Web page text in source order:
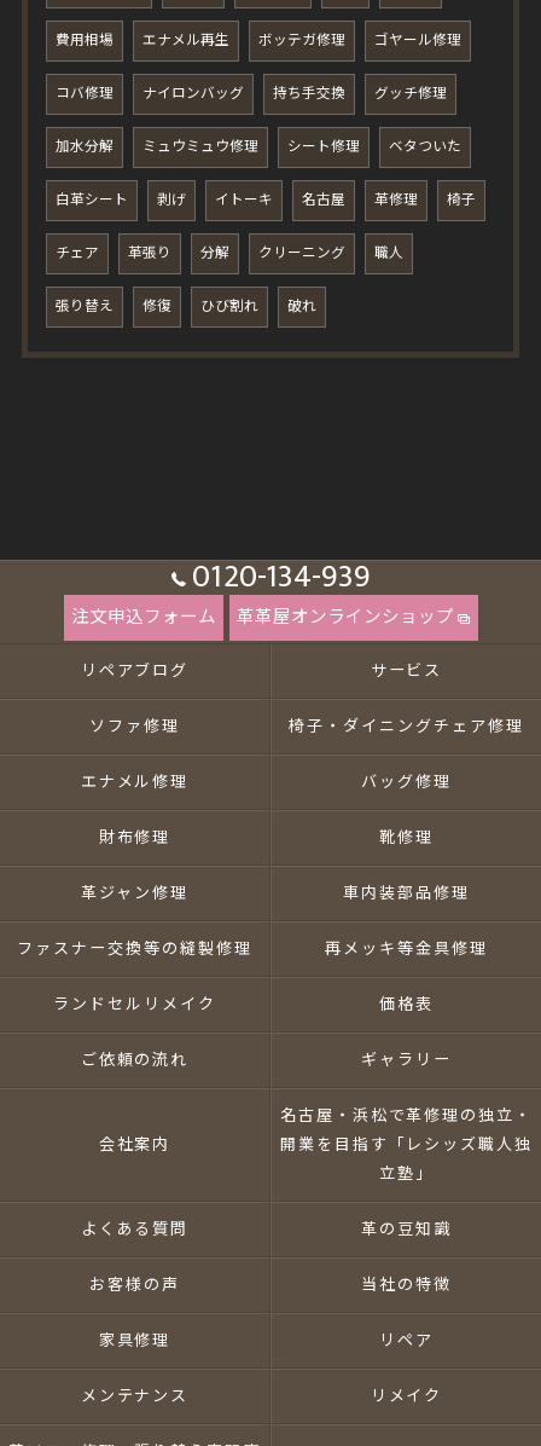
費用相場 エナメル再生 ボッテガ修理 ゴヤール修理
コバ修理 ナイロンバッグ 持ち手交換 グッチ修理
加水分解 ミュウミュウ修理 シート修理 ベタついた
白革シート 剥げ イトーキ 名古屋 革修理 椅子
チェア 革張り 分解 クリーニング 職人
張り替え 修復 ひび割れ 破れ
0120-134-939
注文申込フォーム 革革屋オンラインショップ
リペアブログ サービス
ソファ修理 椅子・ダイニングチェア修理
エナメル修理 バッグ修理
財布修理 靴修理
革ジャン修理 車内装部品修理
ファスナー交換等の縫製修理 再メッキ等金具修理
ランドセルリメイク 価格表
ご依頼の流れ ギャラリー
会社案内
名古屋・浜松で革修理の独立・
開業を目指す「レシッズ職人独
立塾」
よくある質問 革の豆知識
お客様の声 当社の特徴
家具修理 リペア
メンテナンス リメイク